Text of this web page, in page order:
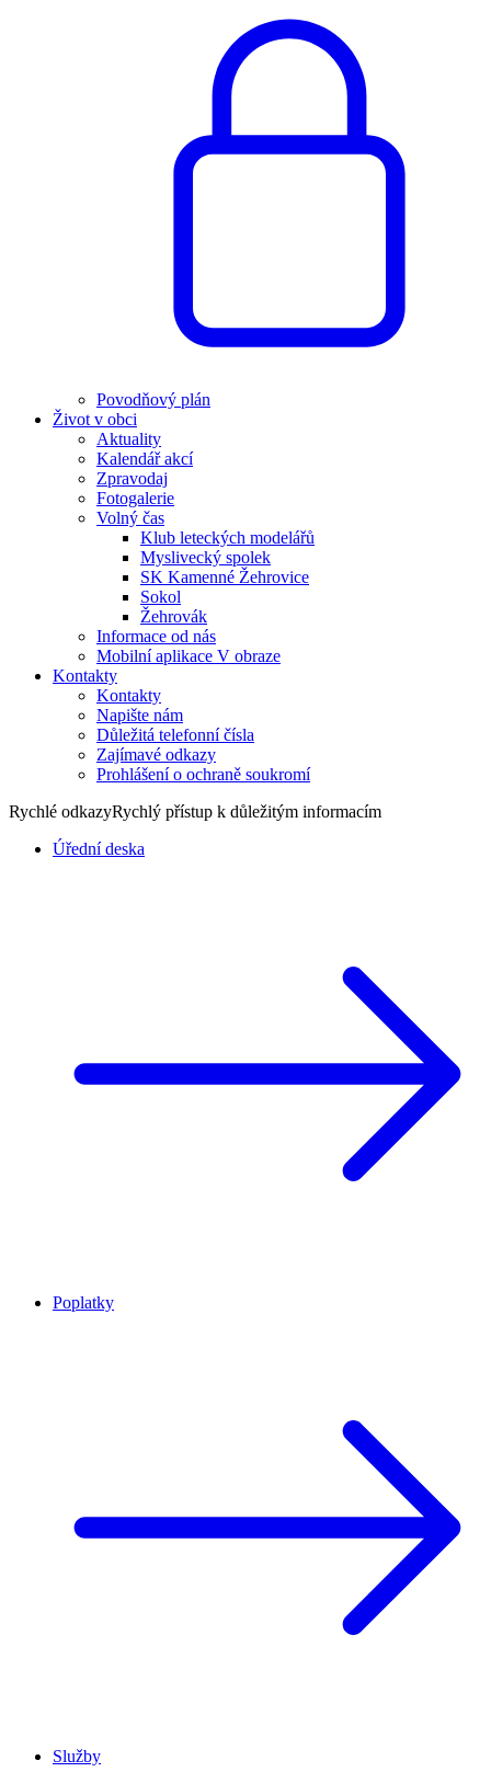
Povodňový plán
Život v obci
Aktuality
Kalendář akcí
Zpravodaj
Fotogalerie
Volný čas
Klub leteckých modelářů
Myslivecký spolek
SK Kamenné Žehrovice
Sokol
Žehrovák
Informace od nás
Mobilní aplikace V obraze
Kontakty
Kontakty
Napište nám
Důležitá telefonní čísla
Zajímavé odkazy
Prohlášení o ochraně soukromí
Rychlé odkazyRychlý přístup k důležitým informacím
Úřední deska
Poplatky
Služby